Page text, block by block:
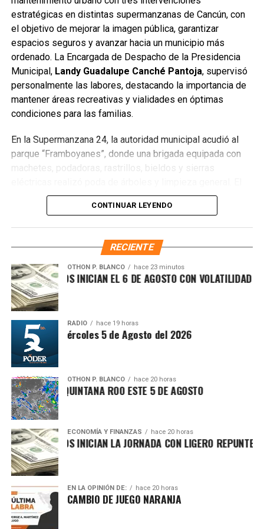
Asimismo, se destacó que en las oficinas del IMDAI se
puede tramitar el certificado de discapacidad para quienes
aún no lo tengan, lo que facilita realizar todo el proceso en
un solo lugar, con atención inclusiva y sin trámites
adicionales.
La Ruta 27, de 64 kilómetros, conectará diversas zonas
habitacionales con avenidas principales y la nueva
infraestructura del Puente Nichupté, fortaleciendo la
movilidad segura y moderna en Cancún.
Recibe las noticias al instante
Únete al canal oficial de WhatsApp de
Quinto Podery recibe las noticias más
importantes de Quintana Roo directamente
en tu teléfono.
estratégicas en distintas supermanzanas de Cancún, con
el objetivo de mejorar la imagen pública, garantizar
espacios seguros y avanzar hacia un municipio más
ordenado. La Encargada de Despacho de la Presidencia
Municipal, Landy Guadalupe Canché Pantoja, supervisó
personalmente las labores, destacando la importancia de
mantener áreas recreativas y vialidades en óptimas
condiciones para las familias.
En la Supermanzana 24, la autoridad municipal acudió al
parque “Framboyanes”, donde una brigada equipada con
machetes, podadoras, rastrillos, bieldos y sierras
director de Parques y Áreas Jardinadas,Sergio Manuel
, informó que se atendieron
metros cuadradosy se retiraron30 metros cúbicos de
, principalmente vegetales. Asimismo, exhortó a
los vecinos a conservar el área en buen estado para evitar
acumulación de basura y fauna nociva.
Posteriormente, en la Supermanzana 215, frente a los
fraccionamientos Los Santos y La Guadalupana, se llevó a
cabo la limpieza y clausura de un basurero clandestino con
apoyo de SIRESOL Cancún, organismo que ha
recolectado
residuos sólidos
CONTINUAR LEYENDO
RECIENTE
OTHON P. BLANCO hace 23 minutos
FINANCIEROS INICIAN EL 6 DE AGOSTO CON VOLATILIDAD
RADIO hace 19 horas
Matutina Miércoles 5 de Agosto del 2026
OTHON P. BLANCO hace 20 horas
EN QUINTANA ROO ESTE 5 DE AGOSTO
ECONOMÍA Y FINANZAS hace 20 horas
FINANCIEROS INICIAN LA JORNADA CON LIGERO REPUNTE
EN LA OPINIÓN DE: hace 20 horas
CAMBIO DE JUEGO NARANJA